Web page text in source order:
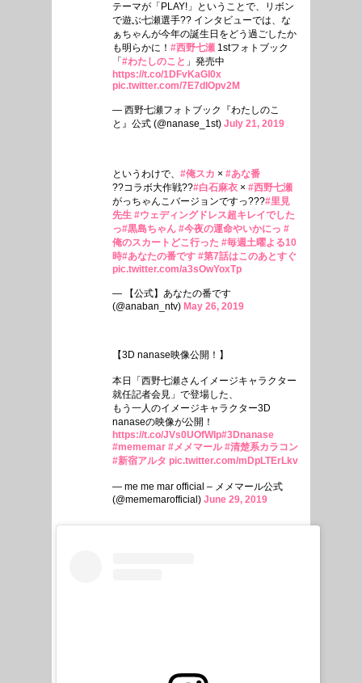
テーマが「PLAY!」ということで、リボン
で遊ぶ七瀬選手?? インタビューでは、な
ぁちゃんが今年の誕生日をどう過ごしたか
も明らかに！ #西野七瀬 1stフォトブック
「 #わたしのこと 」発売中
https://t.co/1DFvKaGl0x
pic.twitter.com/7E7dlOpv2M
— 西野七瀬フォトブック『わたしのこ
と』公式 (@nanase_1st) July 21, 2019
というわけで、 #俺スカ × #あな番
??コラボ大作戦??#白石麻衣 × #西野七瀬
がっちゃんこバージョンですっ???#里見
先生 #ウェディングドレス超キレイでした
っ#黒島ちゃん #今夜の運命やいかにっ #
俺のスカートどこ行った #毎週土曜よる10
時#あなたの番です #第7話はこのあとすぐ
pic.twitter.com/a3sOwYoxTp
— 【公式】あなたの番です
(@anaban_ntv) May 26, 2019
【3D nanase映像公開！】
本日「西野七瀬さんイメージキャラクター
就任記者会見」で登場した、
もう一人のイメージキャラクター3D
nanaseの映像が公開！
https://t.co/JVs0UOfWIp#3Dnanase
#mememar #メメマール #清楚系カラコン
#新宿アルタ pic.twitter.com/mDpLTErLkv
— me me mar official – メメマール公式
(@mememarofficial) June 29, 2019